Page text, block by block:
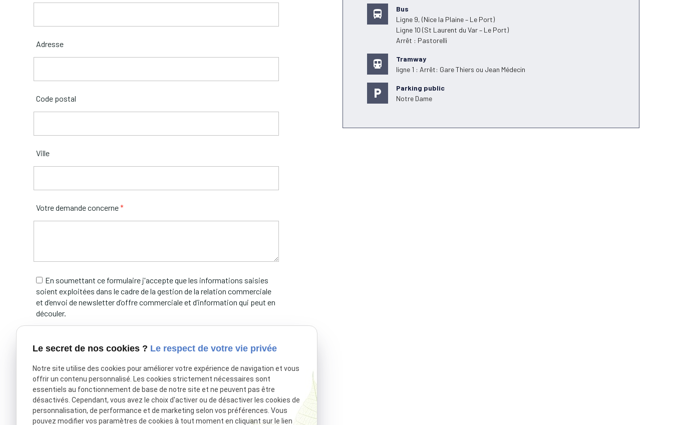
Adresse
Code postal
Ville
Votre demande concerne*
En soumettant ce formulaire j'accepte que les informations saisies
soient exploitées dans le cadre de la gestion de la relation commerciale
et d’envoi de newsletter d’offre commerciale et d’information qui peut en
découler.
*Champs requis
directions_bus
Bus
Ligne 9, (Nice la Plaine – Le Port)
Ligne 10 (St Laurent du Var – Le Port)
Arrêt : Pastorelli
directions_subway
Tramway
ligne 1 : Arrêt: Gare Thiers ou Jean Médecin
local_parking
Parking public
Notre Dame
Le secret de nos cookies ? Le respect de votre vie privée
Notre site utilise des cookies pour améliorer votre expérience de navigation et vous
offrir un contenu personnalisé. Les cookies strictement nécessaires sont
essentiels au fonctionnement de base de notre site et ne peuvent pas être
désactivés. Cependant, vous avez le choix d'activer ou de désactiver les cookies de
personnalisation, de performance et de marketing selon vos préférences. Vous
pouvez modifier vos paramètres de cookies à tout moment en cliquant sur le lien